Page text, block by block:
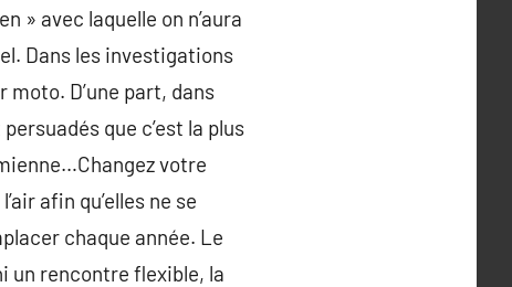
» avec laquelle on n’aura
Dans les investigations
D’une part, dans
que c’est la plus
votre
afin qu’elles ne se
chaque année. Le
un rencontre flexible, la